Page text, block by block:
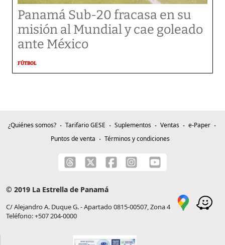
Panamá Sub-20 fracasa en su
misión al Mundial y cae goleado
ante México
FÚTBOL
¿Quiénes somos? Tarifario GESE Suplementos Ventas
e-Paper
Puntos de venta
Términos y condiciones
© 2019 La Estrella de Panamá
C/ Alejandro A. Duque G. - Apartado 0815-00507, Zona 4
Teléfono: +507 204-0000